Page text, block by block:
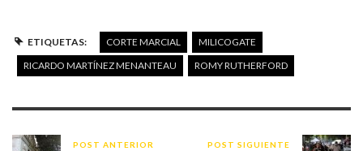
ETIQUETAS: CORTE MARCIAL
MILICOGATE
RICARDO MARTÍNEZ MENANTEAU
ROMY RUTHERFORD
POST ANTERIOR POST SIGUIENTE